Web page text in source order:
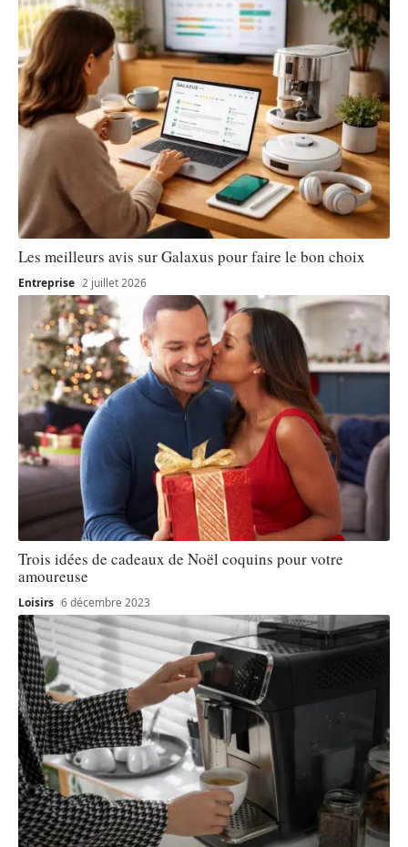
Les meilleurs avis sur Galaxus pour faire le bon choix
Entreprise 2 juillet 2026
Trois idées de cadeaux de Noël coquins pour votre
amoureuse
Loisirs 6 décembre 2023